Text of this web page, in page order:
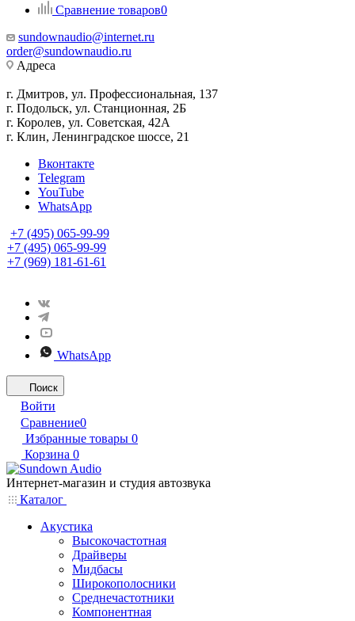
Сравнение товаров0
sundownaudio@internet.ru
order@sundownaudio.ru
Адреса
г. Дмитров, ул. Профессиональная, 137
г. Подольск, ул. Станционная, 2Б
г. Королев, ул. Советская, 42А
г. Клин, Ленинградское шоссе, 21
Вконтакте
Telegram
YouTube
WhatsApp
+7 (495) 065-99-99
+7 (495) 065-99-99
+7 (969) 181-61-61
WhatsApp
Поиск
Войти
Сравнение0
Избранные товары 0
Корзина 0
Интернет-магазин и студия автозвука
Каталог
Акустика
Высокочастотная
Драйверы
Мидбасы
Широкополосники
Среднечастотники
Компонентная